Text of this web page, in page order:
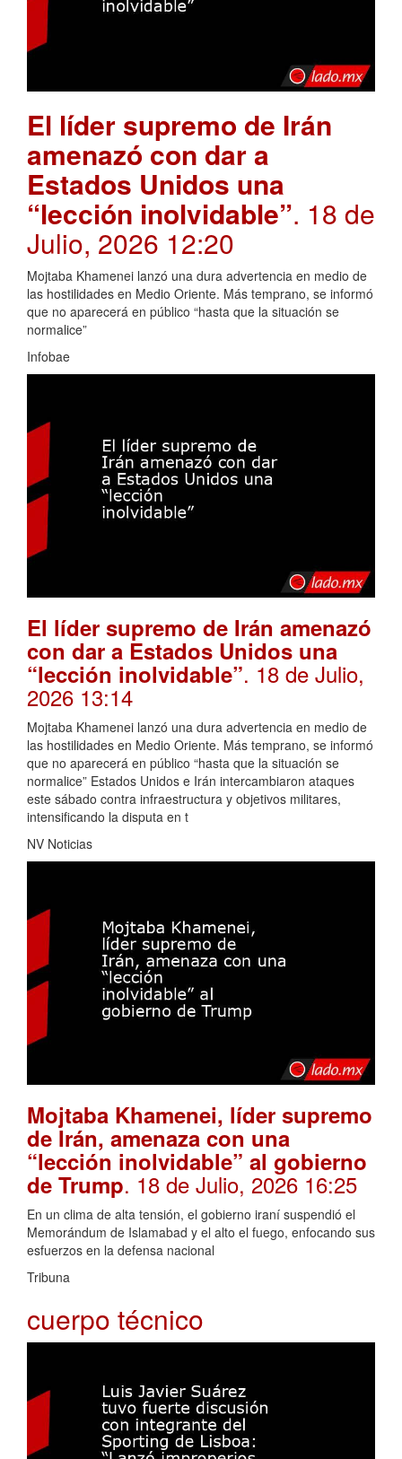
El líder supremo de Irán
amenazó con dar a
Estados Unidos una
“lección inolvidable”. 18 de
Julio, 2026 12:20
Mojtaba Khamenei lanzó una dura advertencia en medio de
las hostilidades en Medio Oriente. Más temprano, se informó
que no aparecerá en público “hasta que la situación se
normalice”
Infobae
El líder supremo de Irán amenazó
con dar a Estados Unidos una
“lección inolvidable”. 18 de Julio,
2026 13:14
Mojtaba Khamenei lanzó una dura advertencia en medio de
las hostilidades en Medio Oriente. Más temprano, se informó
que no aparecerá en público “hasta que la situación se
normalice” Estados Unidos e Irán intercambiaron ataques
este sábado contra infraestructura y objetivos militares,
intensificando la disputa en t
NV Noticias
Mojtaba Khamenei, líder supremo
de Irán, amenaza con una
“lección inolvidable” al gobierno
de Trump. 18 de Julio, 2026 16:25
En un clima de alta tensión, el gobierno iraní suspendió el
Memorándum de Islamabad y el alto el fuego, enfocando sus
esfuerzos en la defensa nacional
Tribuna
cuerpo técnico